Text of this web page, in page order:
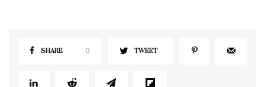
SHARE 0 TWEET